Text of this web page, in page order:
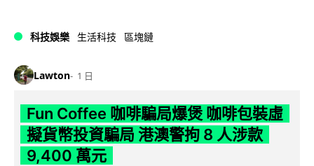
科技娛樂 生活科技 區塊鏈
Lawton 1 日
Fun Coffee 咖啡騙局爆煲 咖啡包裝虛
擬貨幣投資騙局 港澳警拘 8 人涉款
9,400 萬元